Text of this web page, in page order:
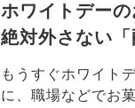
ホワイトデーの
絶対外さない
もうすぐホワイト
に、職場などでお